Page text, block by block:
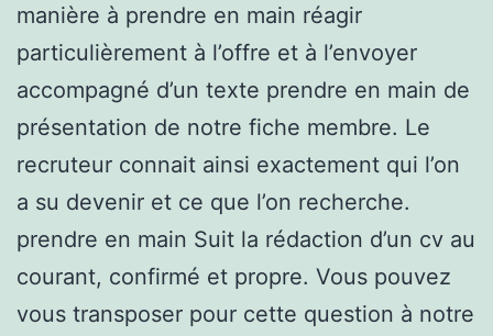
manière à prendre en main réagir
particulièrement à l’offre et à l’envoyer
accompagné d’un texte prendre en main de
présentation de notre fiche membre. Le
recruteur connait ainsi exactement qui l’on
a su devenir et ce que l’on recherche.
prendre en main Suit la rédaction d’un cv au
courant, confirmé et propre. Vous pouvez
vous transposer pour cette question à notre